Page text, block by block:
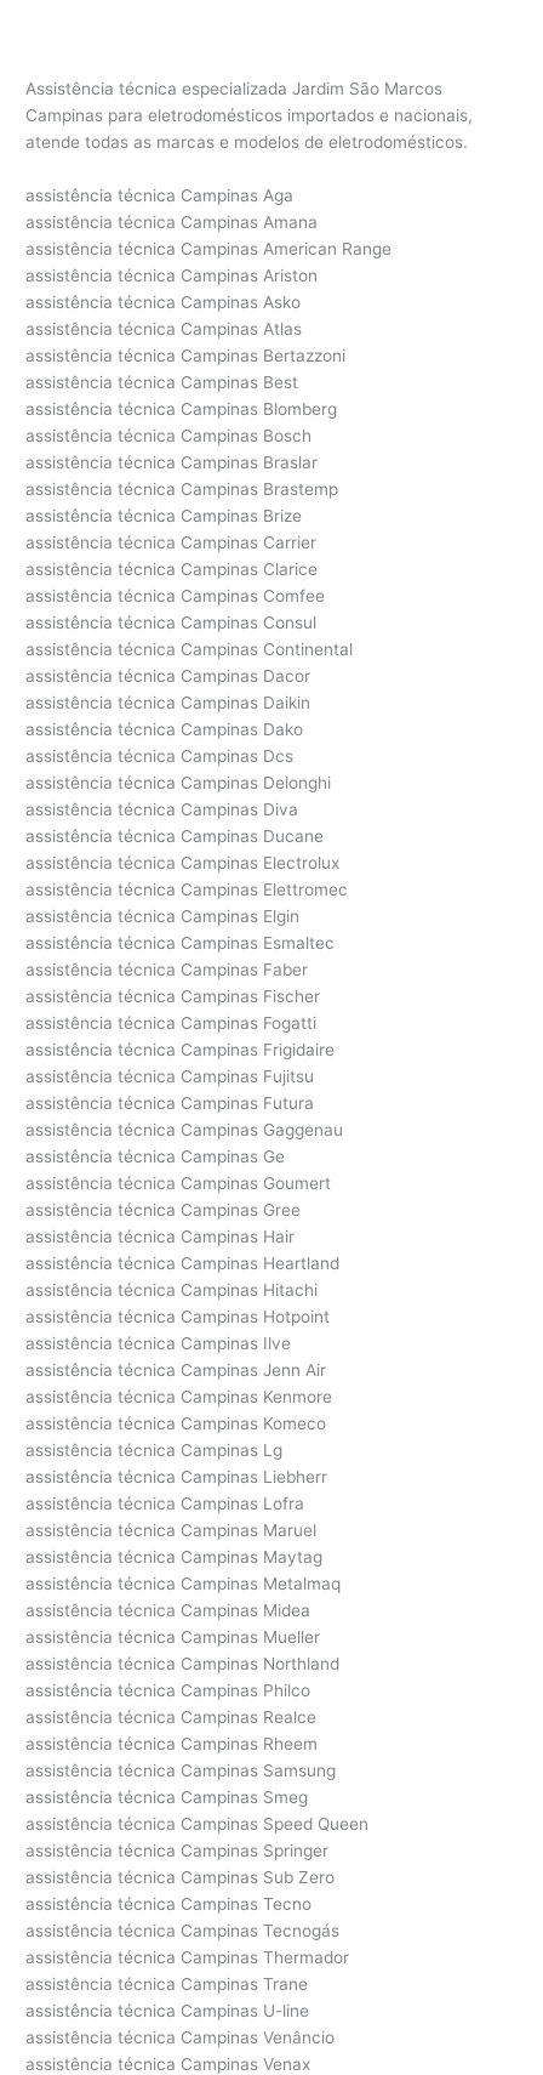
Assistência técnica especializada Jardim São Marcos
Campinas para eletrodomésticos importados e nacionais,
atende todas as marcas e modelos de eletrodomésticos.
assistência técnica Campinas Aga
assistência técnica Campinas Amana
assistência técnica Campinas American Range
assistência técnica Campinas Ariston
assistência técnica Campinas Asko
assistência técnica Campinas Atlas
assistência técnica Campinas Bertazzoni
assistência técnica Campinas Best
assistência técnica Campinas Blomberg
assistência técnica Campinas Bosch
assistência técnica Campinas Braslar
assistência técnica Campinas Brastemp
assistência técnica Campinas Brize
assistência técnica Campinas Carrier
assistência técnica Campinas Clarice
assistência técnica Campinas Comfee
assistência técnica Campinas Consul
assistência técnica Campinas Continental
assistência técnica Campinas Dacor
assistência técnica Campinas Daikin
assistência técnica Campinas Dako
assistência técnica Campinas Dcs
assistência técnica Campinas Delonghi
assistência técnica Campinas Diva
assistência técnica Campinas Ducane
assistência técnica Campinas Electrolux
assistência técnica Campinas Elettromec
assistência técnica Campinas Elgin
assistência técnica Campinas Esmaltec
assistência técnica Campinas Faber
assistência técnica Campinas Fischer
assistência técnica Campinas Fogatti
assistência técnica Campinas Frigidaire
assistência técnica Campinas Fujitsu
assistência técnica Campinas Futura
assistência técnica Campinas Gaggenau
assistência técnica Campinas Ge
assistência técnica Campinas Goumert
assistência técnica Campinas Gree
assistência técnica Campinas Hair
assistência técnica Campinas Heartland
assistência técnica Campinas Hitachi
assistência técnica Campinas Hotpoint
assistência técnica Campinas Ilve
assistência técnica Campinas Jenn Air
assistência técnica Campinas Kenmore
assistência técnica Campinas Komeco
assistência técnica Campinas Lg
assistência técnica Campinas Liebherr
assistência técnica Campinas Lofra
assistência técnica Campinas Maruel
assistência técnica Campinas Maytag
assistência técnica Campinas Metalmaq
assistência técnica Campinas Midea
assistência técnica Campinas Mueller
assistência técnica Campinas Northland
assistência técnica Campinas Philco
assistência técnica Campinas Realce
assistência técnica Campinas Rheem
assistência técnica Campinas Samsung
assistência técnica Campinas Smeg
assistência técnica Campinas Speed Queen
assistência técnica Campinas Springer
assistência técnica Campinas Sub Zero
assistência técnica Campinas Tecno
assistência técnica Campinas Tecnogás
assistência técnica Campinas Thermador
assistência técnica Campinas Trane
assistência técnica Campinas U-line
assistência técnica Campinas Venâncio
assistência técnica Campinas Venax